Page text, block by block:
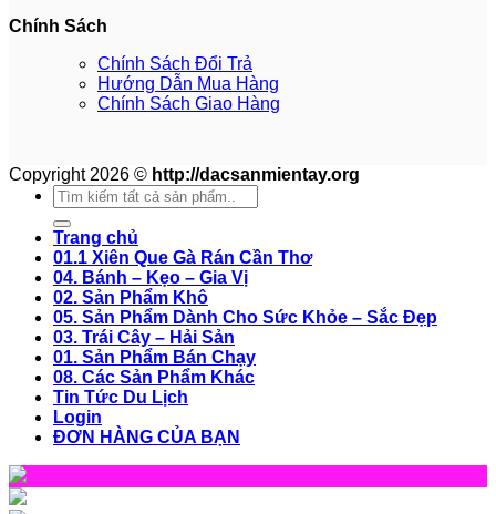
Chính Sách
Chính Sách Đổi Trả
Hướng Dẫn Mua Hàng
Chính Sách Giao Hàng
Copyright 2026 © http://dacsanmientay.org
Search
for:
Trang chủ
01.1 Xiên Que Gà Rán Cần Thơ
04. Bánh – Kẹo – Gia Vị
02. Sản Phẩm Khô
05. Sản Phẩm Dành Cho Sức Khỏe – Sắc Đẹp
03. Trái Cây – Hải Sản
01. Sản Phẩm Bán Chạy
08. Các Sản Phẩm Khác
Tin Tức Du Lịch
Login
ĐƠN HÀNG CỦA BẠN